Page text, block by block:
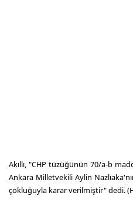
Akıllı, "CHP tüzüğünün 70/a-b
Ankara Milletvekili Aylin
çokluğuyla karar verilmiştir" dedi.